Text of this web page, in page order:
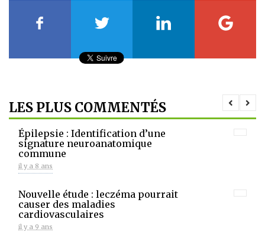
LES PLUS COMMENTÉS
Épilepsie : Identification d’une
signature neuroanatomique
commune
il y a 8 ans
Nouvelle étude : leczéma pourrait
causer des maladies
cardiovasculaires
il y a 9 ans